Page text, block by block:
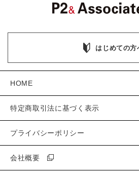
はじめての方
HOME
特定商取引法に基づく表示
プライバシーポリシー
会社概要